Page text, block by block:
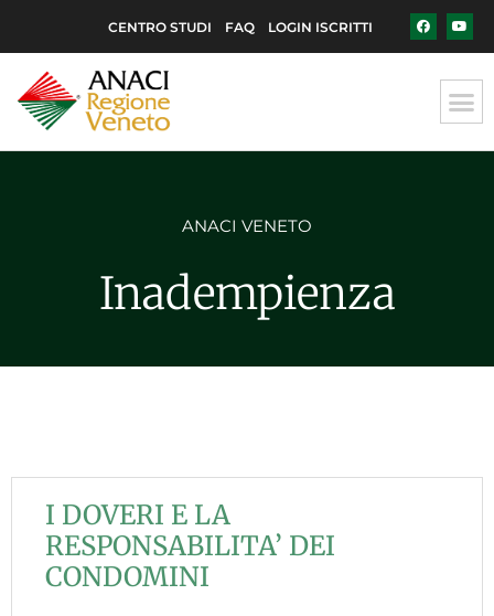
CENTRO STUDI FAQ LOGIN ISCRITTI
ANACI VENETO
Inadempienza
I DOVERI E LA
RESPONSABILITA’ DEI
CONDOMINI